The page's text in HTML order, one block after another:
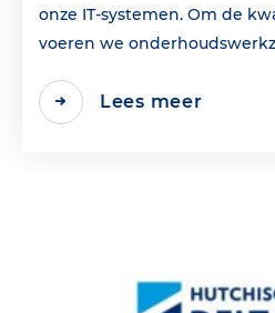
onze IT-systemen. Om de
voeren we
Lees meer